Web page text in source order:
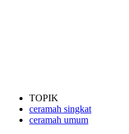
TOPIK
ceramah singkat
ceramah umum